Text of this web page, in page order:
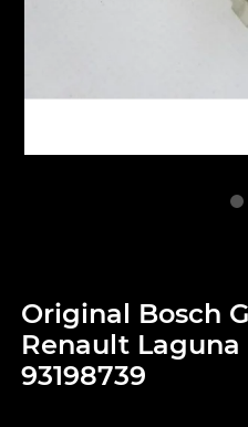
Original Bosch
Renault Laguna
93198739